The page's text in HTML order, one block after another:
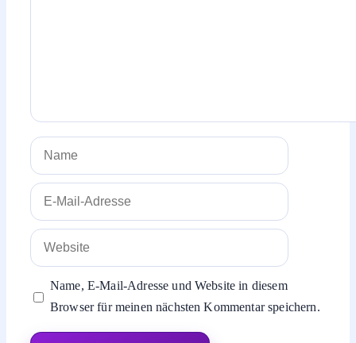
Name
E-
Mail-
Adresse
Website
Name, E-Mail-Adresse und Website in diesem
Browser für meinen nächsten Kommentar speichern.